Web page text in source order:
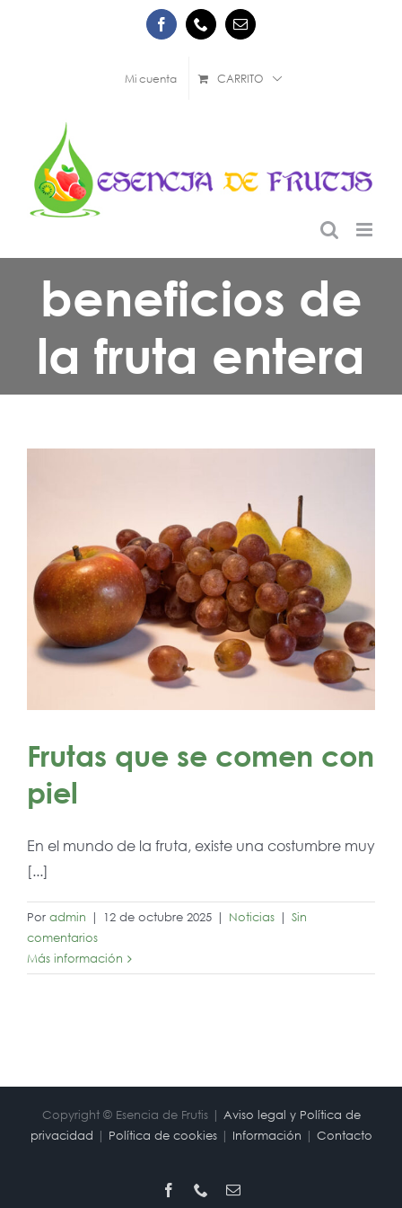
FacebookPhone Correo
electrónico
Mi cuenta CARRITO
beneficios de
la fruta entera
Frutas que se comen con
piel
En el mundo de la fruta, existe una costumbre muy
[...]
Por admin | 12 de octubre 2025 | Noticias | Sin
comentarios
Más información
Copyright © Esencia de Frutis | Aviso legal y Política de
privacidad | Política de cookies| Información | Contacto
Facebook
PhoneCorreo